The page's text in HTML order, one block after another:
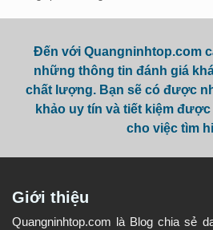
Đến với Quangninhtop.com
những thông tin đánh giá
chất lượng. Bạn sẽ có được
khảo uy tín và tiết kiệm
cho việc tìm
Giới thiệu
Quangninhtop.com là Blog chia sẻ